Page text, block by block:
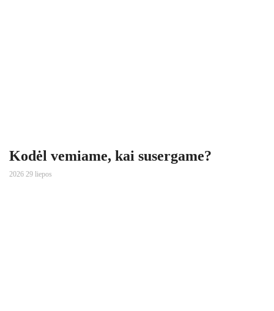
Kodėl vemiame, kai susergame?
2026 29 liepos